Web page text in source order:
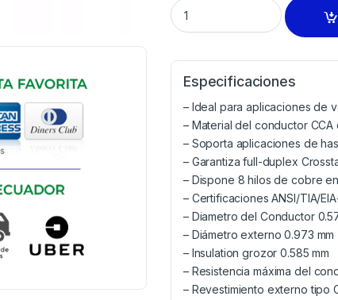
Especificaciones
– Ideal para aplicaciones de
– Material del conductor CCA
– Soporta aplicaciones de
– Garantiza full-duplex
– Dispone 8 hilos de cobre
– Certificaciones ANSI/TIA/
– Diametro del Conductor
– Diámetro externo 0.973 mm
– Insulation grozor 0.585 mm
– Resistencia máxima del
– Revestimiento externo tipo